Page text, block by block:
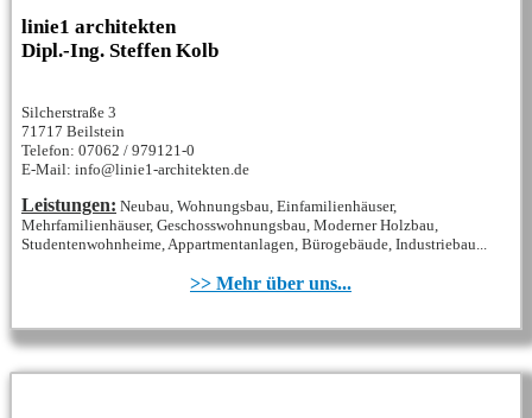
linie1 architekten
Dipl.-Ing. Steffen Kolb
Silcherstraße 3
71717 Beilstein
Telefon: 07062 / 979121-0
E-Mail: info@linie1-architekten.de
Leistungen: Neubau, Wohnungsbau, Einfamilienhäuser,
Mehrfamilienhäuser, Geschosswohnungsbau, Moderner Holzbau,
Studentenwohnheime, Appartmentanlagen, Bürogebäude, Industriebau...
>> Mehr über uns...